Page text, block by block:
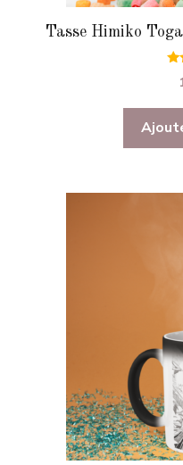
Tasse Himiko